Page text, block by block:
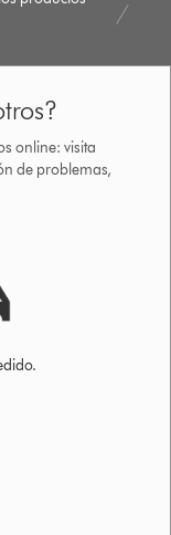
online: visita
de problemas,